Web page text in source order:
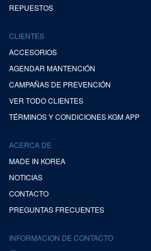
REPUESTOS
CLIENTES
ACCESORIOS
AGENDAR MANTENCIÓN
CAMPAÑAS DE PREVENCIÓN
VER TODO CLIENTES
TÉRMINOS Y CONDICIONES KGM APP
ACERCA DE
MADE IN KOREA
NOTICIAS
CONTACTO
PREGUNTAS FRECUENTES
INFORMACION DE CONTACTO